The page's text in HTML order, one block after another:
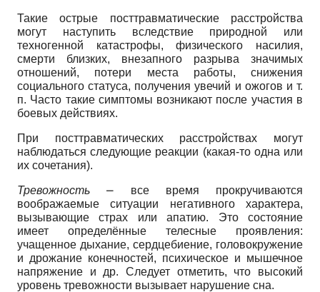
Такие острые посттравматические расстройства
могут наступить вследствие природной или
техногенной катастрофы, физического насилия,
смерти близких, внезапного разрыва значимых
отношений, потери места работы, снижения
социального статуса, получения увечий и ожогов и т.
п. Часто такие симптомы возникают после участия в
боевых действиях.
При посттравматических расстройствах могут
наблюдаться следующие реакции (какая-то одна или
их сочетания).
Тревожность ⎼ все время прокручиваются
воображаемые ситуации негативного характера,
вызывающие страх или апатию. Это состояние
имеет определённые телесные проявления:
учащенное дыхание, сердцебиение, головокружение
и дрожание конечностей, психическое и мышечное
напряжение и др. Следует отметить, что высокий
уровень тревожности вызывает нарушение сна.